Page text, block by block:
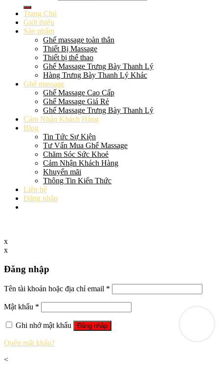
Trang Chủ
Giới thiệu
Sản phẩm
Ghế massage toàn thân
Thiết Bị Massage
Thiết bị thể thao
Ghế Massage Trưng Bày Thanh Lý
Hàng Trưng Bày Thanh Lý Khác
Ghế massage
Ghế Massage Cao Cấp
Ghế Massage Giá Rẻ
Ghế Massage Trưng Bày Thanh Lý
Cảm Nhận Khách Hàng
Blog
Tin Tức Sự Kiện
Tư Vấn Mua Ghế Massage
Chăm Sóc Sức Khoẻ
Cảm Nhận Khách Hàng
Khuyến mãi
Thông Tin Kiến Thức
Liên hệ
Đăng nhập
x
x
Đăng nhập
Tên tài khoản hoặc địa chỉ email *
Mật khẩu *
Ghi nhớ mật khẩu Đăng nhập
Quên mật khẩu?
<